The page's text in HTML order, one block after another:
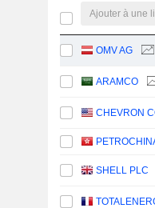
Ajouter à une
OMV AG
ARAMCO
CHEVRON
SHELL PLC